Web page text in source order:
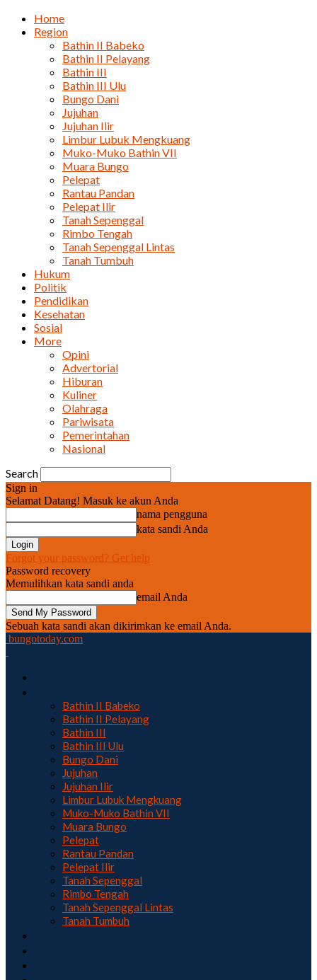
Home
Region
Bathin II Babeko
Bathin II Pelayang
Bathin III
Bathin III Ulu
Bungo Dani
Jujuhan
Jujuhan Ilir
Limbur Lubuk Mengkuang
Muko-Muko Bathin VII
Muara Bungo
Pelepat
Rantau Pandan
Pelepat Ilir
Tanah Sepenggal
Rimbo Tengah
Tanah Sepenggal Lintas
Tanah Tumbuh
Hukum
Politik
Pendidikan
Kesehatan
Sosial
More
Opini
Advertorial
Hiburan
Kuliner
Olahraga
Pariwisata
Pemerintahan
Nasional
Search
Sign in
Selamat Datang! Masuk ke akun Anda
nama pengguna
kata sandi Anda
Forgot your password? Get help
Password recovery
Memulihkan kata sandi anda
email Anda
Sebuah kata sandi akan dikirimkan ke email Anda.
bungotoday.com
Bathin II Babeko
Bathin II Pelayang
Bathin III
Bathin III Ulu
Bungo Dani
Jujuhan
Jujuhan Ilir
Limbur Lubuk Mengkuang
Muko-Muko Bathin VII
Muara Bungo
Pelepat
Rantau Pandan
Pelepat Ilir
Tanah Sepenggal
Rimbo Tengah
Tanah Sepenggal Lintas
Tanah Tumbuh